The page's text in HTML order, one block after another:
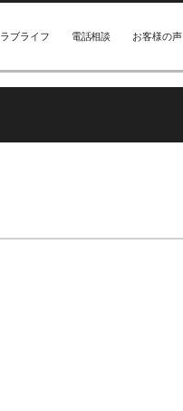
ラブライフ 電話相談 お客様の声